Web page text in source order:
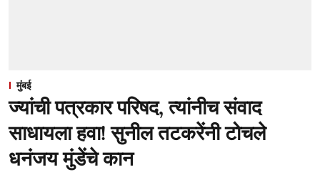
मुंबई
ज्यांची पत्रकार परिषद, त्यांनीच संवाद
साधायला हवा! सुनील तटकरेंनी टोचले
धनंजय मुंडेंचे कान